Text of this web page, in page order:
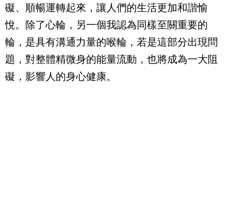
礙、順暢運轉起來，讓人們的生活更加和諧愉
悅。除了心輪，另一個我認為同樣至關重要的
輪，是具有溝通力量的喉輪，若是這部分出現問
題，對整體精微身的能量流動，也將成為一大阻
礙，影響人的身心健康。